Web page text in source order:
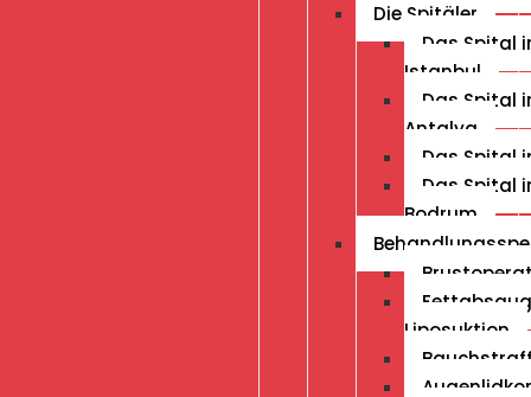
Die Spitäler
Das Spital
Istanbul
Das Spital
Antalya
Das Spital
Das Spital
Bodrum
Liposuktion